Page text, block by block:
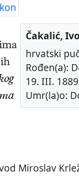
Čakalić, Ivo
hrvatski
Rođen(a):
19. III.
Umr(la)o:
Miroslav